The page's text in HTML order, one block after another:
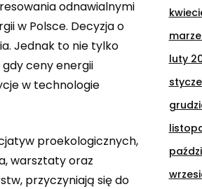
odnawialnymi
w Polsce. Decyzja o
Jednak to nie tylko
ceny energii
w technologie
proekologicznych,
warsztaty oraz
przyczyniają się do
luty